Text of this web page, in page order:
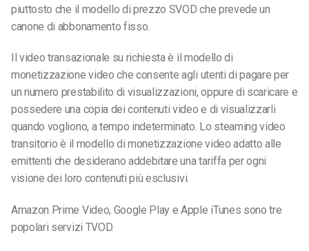
piuttosto che il modello di prezzo SVOD che prevede un
canone di abbonamento fisso.
Il video transazionale su richiesta è il modello di
monetizzazione video che consente agli utenti di pagare per
un numero prestabilito di visualizzazioni, oppure di scaricare e
possedere una copia dei contenuti video e di visualizzarli
quando vogliono, a tempo indeterminato. Lo steaming video
transitorio è il modello di monetizzazione video adatto alle
emittenti che desiderano addebitare una tariffa per ogni
visione dei loro contenuti più esclusivi.
Amazon Prime Video, Google Play e Apple iTunes sono tre
popolari servizi TVOD.